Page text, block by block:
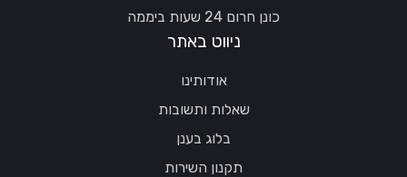
כונן חרום 24 שעות ביממה
ניווט באתר
אודותינו
שאלות ותשובות
בלוג בענן
תקנון השירות